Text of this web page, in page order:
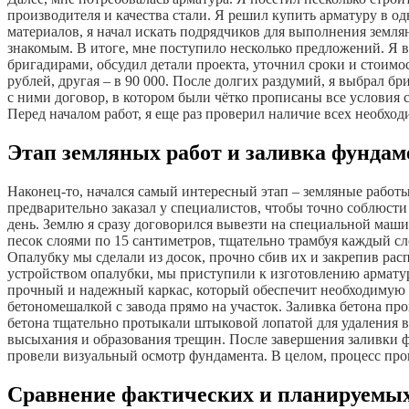
производителя и качества стали. Я решил купить арматуру в
материалов, я начал искать подрядчиков для выполнения
знакомым. В итоге, мне поступило несколько предложений. Я
бригадирами, обсудил детали проекта, уточнил сроки и
рублей, другая – в 90 000. После долгих раздумий, я выбрал
с ними договор, в котором были чётко прописаны все условия
Перед началом работ, я еще раз проверил наличие всех
Этап земляных работ и заливка
Наконец-то, начался самый интересный этап – земляные
предварительно заказал у специалистов, чтобы точно
день. Землю я сразу договорился вывезти на специальной
песок слоями по 15 сантиметров, тщательно трамбуя каждый
Опалубку мы сделали из досок, прочно сбив их и закрепив
устройством опалубки, мы приступили к изготовлению
прочный и надежный каркас, который обеспечит необходимую
бетономешалкой с завода прямо на участок. Заливка бетона
бетона тщательно протыкали штыковой лопатой для удаления
высыхания и образования трещин. После завершения заливки
провели визуальный осмотр фундамента. В целом, процесс
Сравнение фактических и